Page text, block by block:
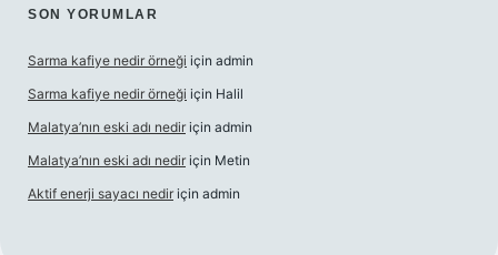
SON YORUMLAR
Sarma kafiye nedir örneği için admin
Sarma kafiye nedir örneği için Halil
Malatya’nın eski adı nedir için admin
Malatya’nın eski adı nedir için Metin
Aktif enerji sayacı nedir için admin